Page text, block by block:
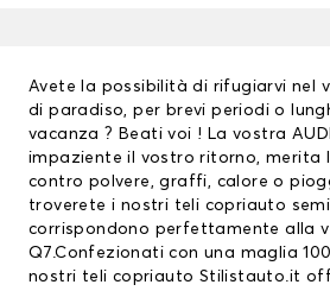
Avete la possibilità di rifugiarvi nel
di paradiso, per brevi periodi o
vacanza ? Beati voi ! La vostra
impaziente il vostro ritorno, merita
contro polvere, graffi, calore o
troverete i nostri teli copriauto semi
corrispondono perfettamente alla
Q7.Confezionati con una maglia
nostri teli copriauto Stilistauto.it